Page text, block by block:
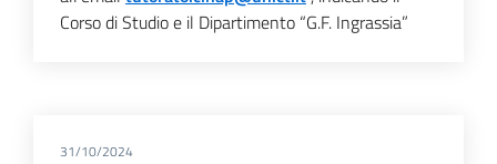
Corso di Studio e il Dipartimento “G.F. Ingrassia”
31/10/2024